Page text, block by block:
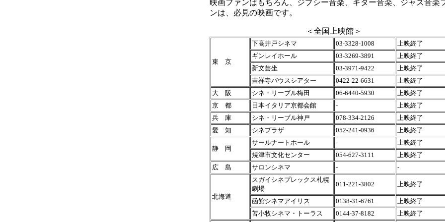
映画ファンはもちろん、ジプシー音楽、ギター音楽、ジャズ音楽
ンは、必見の映画です。
＜全国上映館＞
東 京
下高井戸シネマ 03-3328-1008
上映終了
ギンレイホール
03-3269-3891
上映終了
新文芸坐
03-3971-9422
上映終了
吉祥寺バウスシアター
0422-22-6631
上映終了
大 阪
シネ・リーブル梅田 06-6440-5930
上映終了
京 都
日本イタリア京都会館 -
上映終了
兵 庫
シネ・リーブル神戸 078-334-2126
上映終了
愛 知
シネプラザ 052-241-0936 上映終了
静 岡
サールナートホール -
上映終了
焼津市文化センター
054-627-3111
上映終了
広 島
サロンシネマ - -
北海道
スガイシネプレックス札幌
劇場
011-221-3802 上映終了
函館シネマアイリス 0138-31-6761
上映終了
苫小牧シネマ・トーラス
0144-37-8182 上映終了